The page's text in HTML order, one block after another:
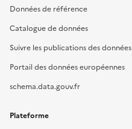
Données de référence
Catalogue de données
Suivre les publications des données
Portail des données européennes
schema.data.gouv.fr
Plateforme